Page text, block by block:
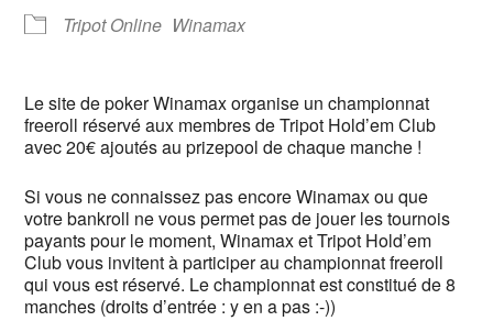
Tripot Online Winamax
Le site de poker Winamax organise un championnat
freeroll réservé aux membres de Tripot Hold’em Club
avec 20€ ajoutés au prizepool de chaque manche !
Si vous ne connaissez pas encore Winamax ou que
votre bankroll ne vous permet pas de jouer les tournois
payants pour le moment, Winamax et Tripot Hold’em
Club vous invitent à participer au championnat freeroll
qui vous est réservé. Le championnat est constitué de 8
manches (droits d’entrée : y en a pas :-))